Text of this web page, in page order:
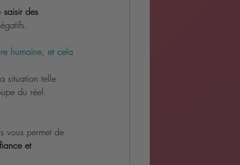
saisir des
humaine, et cela
situation telle
du réel.
vous permet de
et